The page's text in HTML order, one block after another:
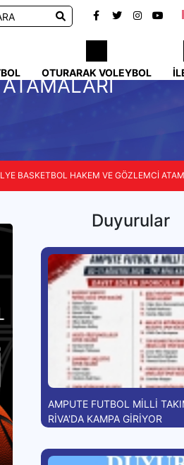
OTURARAK VOLEYBOL
BASKETBOL HAKEM VE GÖZLEMCİ
Duyurular
AMPUTE FUTBOL MİLLİ
RİVA'DA KAMPA GİRİYOR